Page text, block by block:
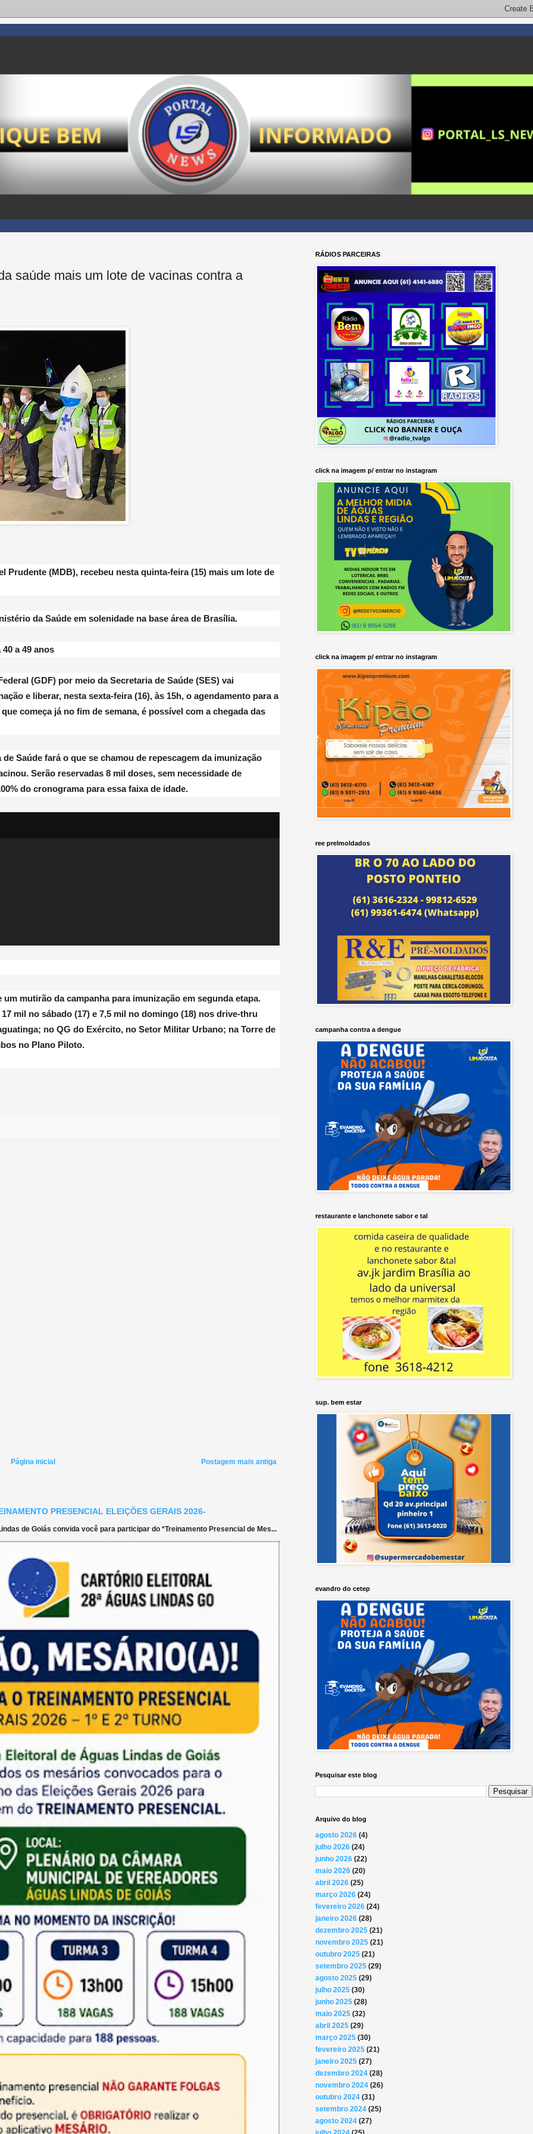
saúde mais um lote de vacinas contra a
Prudente (MDB), recebeu nesta quinta-feira (15) mais um lote de
da Saúde em solenidade na base área de Brasília.
a 49 anos
(GDF) por meio da Secretaria de Saúde (SES) vai
e liberar, nesta sexta-feira (16), às 15h, o agendamento para a
começa já no fim de semana, é possível com a chegada das
Saúde fará o que se chamou de repescagem da imunização
Serão reservadas 8 mil doses, sem necessidade de
do cronograma para essa faixa de idade.
mutirão da campanha para imunização em segunda etapa.
mil no sábado (17) e 7,5 mil no domingo (18) nos drive-thru
no QG do Exército, no Setor Militar Urbano; na Torre de
no Plano Piloto.
Postagem mais antiga
Página inicial
PRESENCIAL ELEIÇÕES GERAIS 2026-
de Goiás convida você para participar do *Treinamento Presencial de Mes...
RÁDIOS PARCEIRAS
click na imagem p/ entrar no instagram
click na imagem p/ entrar no instagram
ree prelmoldados
campanha contra a dengue
restaurante e lanchonete sabor e tal
sup. bem estar
evandro do cetep
Pesquisar este blog
Arquivo do blog
agosto 2026 (4)
julho 2026 (24)
junho 2026 (22)
maio 2026 (20)
abril 2026 (25)
março 2026 (24)
fevereiro 2026 (24)
janeiro 2026 (28)
dezembro 2025 (21)
novembro 2025 (21)
outubro 2025 (21)
setembro 2025 (29)
agosto 2025 (29)
julho 2025 (30)
junho 2025 (28)
maio 2025 (32)
abril 2025 (29)
março 2025 (30)
fevereiro 2025 (21)
janeiro 2025 (27)
dezembro 2024 (28)
novembro 2024 (26)
outubro 2024 (31)
setembro 2024 (25)
agosto 2024 (27)